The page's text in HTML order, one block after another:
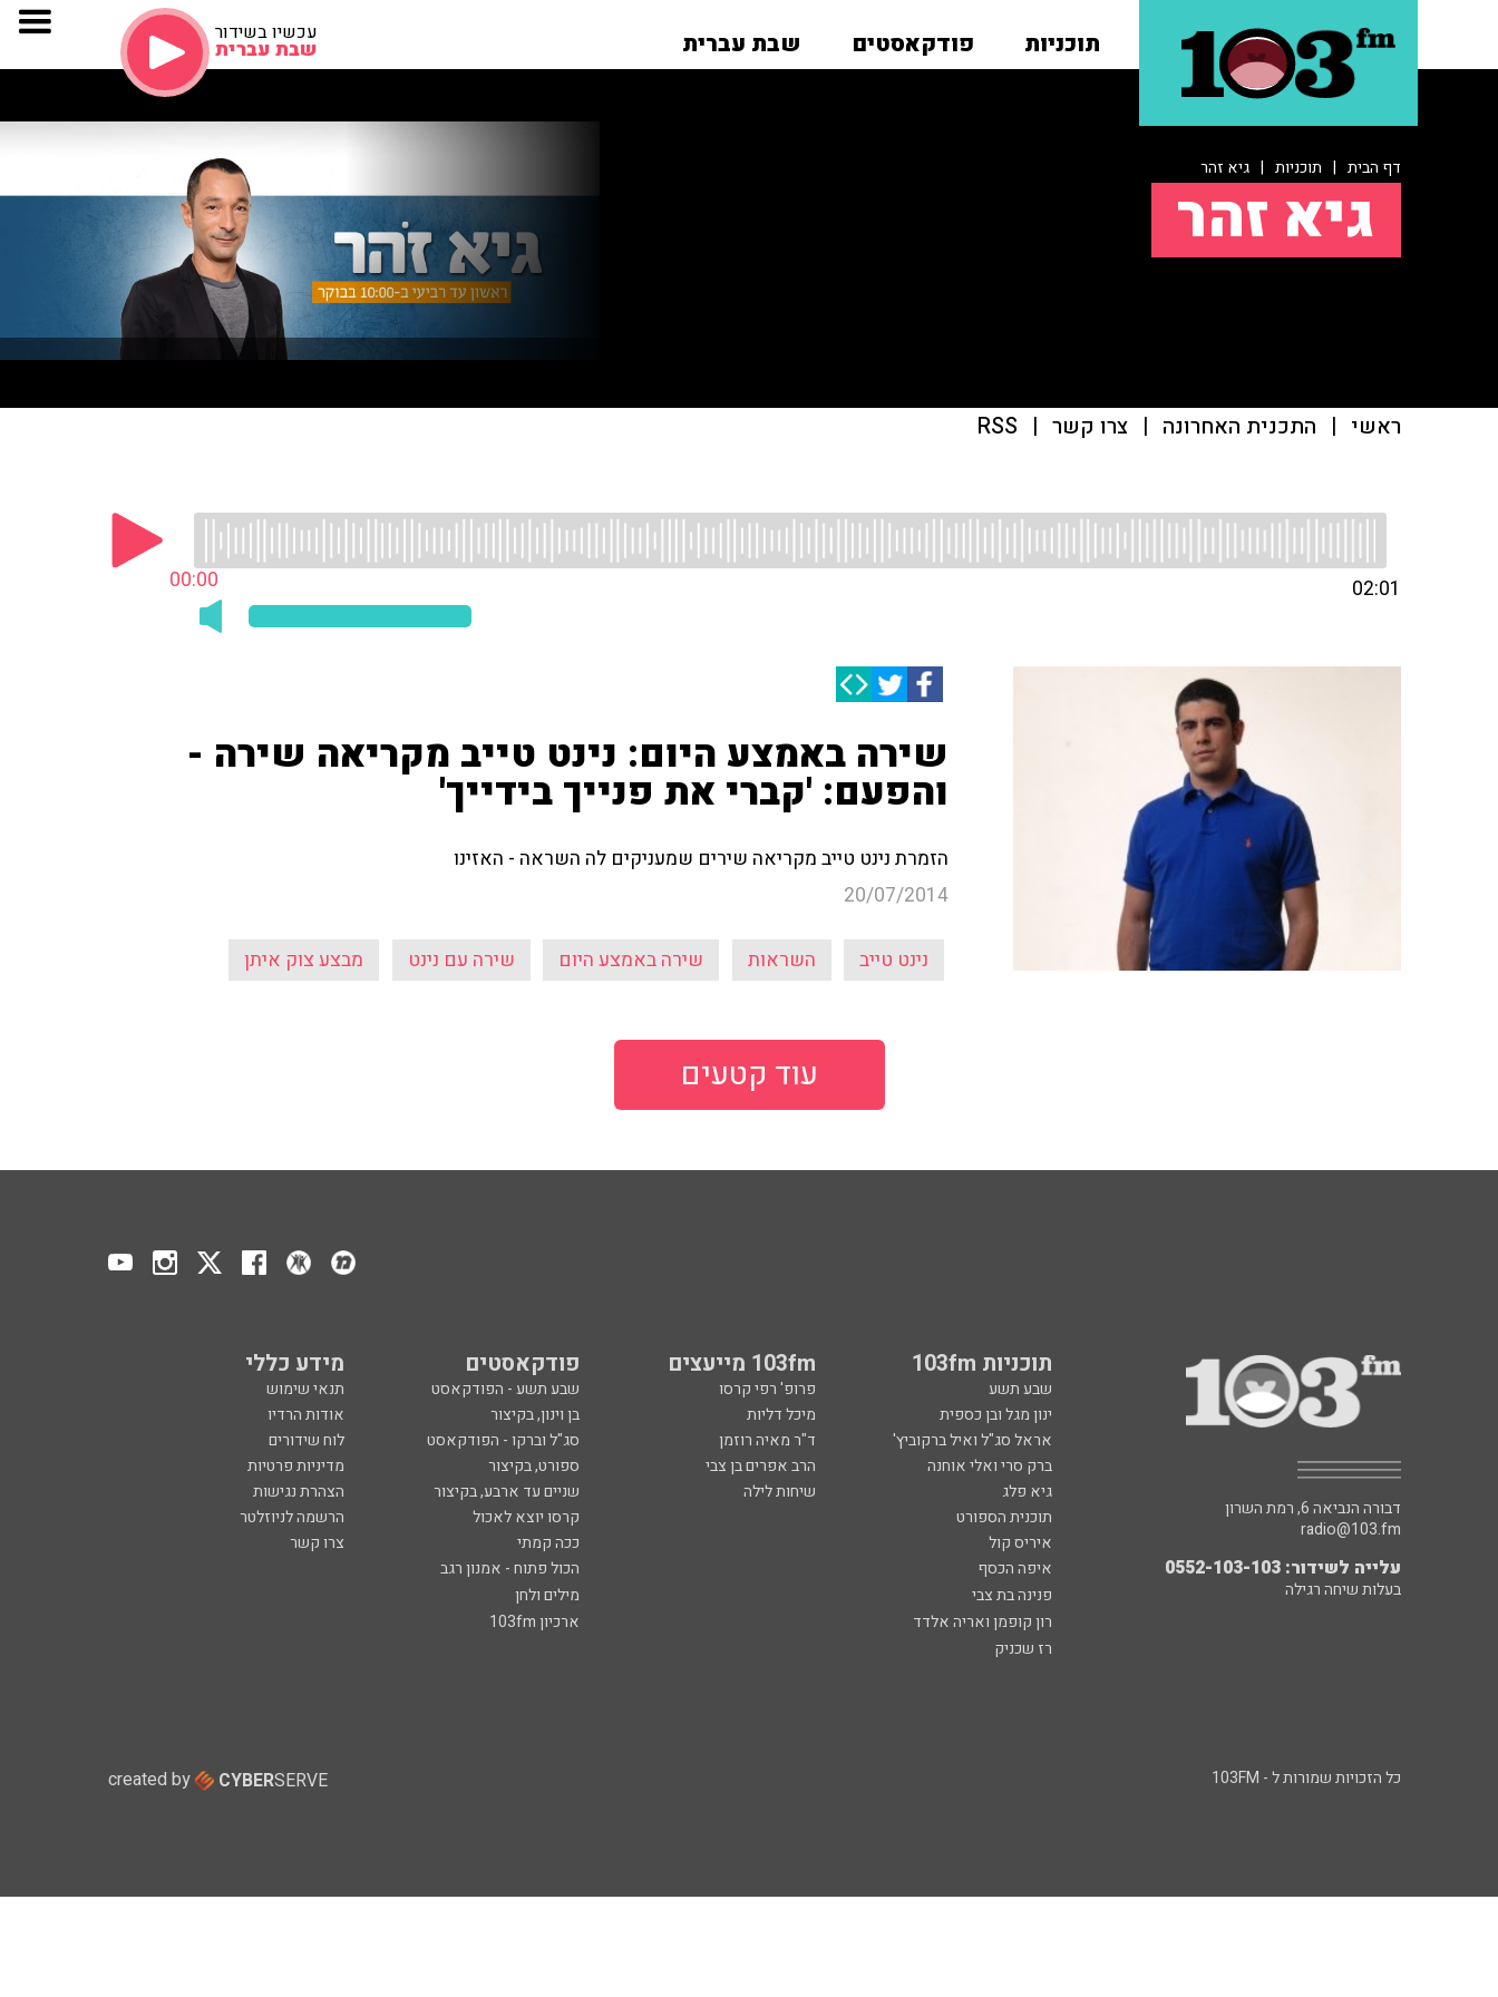
תוכניות פודקאסטים שבת עברית עכשיו בשידור
שבת עברית
דף הבית | תוכניות | גיא זהר
גיא זהר
ראשי | התכנית האחרונה | צרו קשר |
RSS
00:00 02:01
שירה באמצע היום: נינט טייב מקריאה שירה -
והפעם: 'קברי את פנייך בידייך'
הזמרת נינט טייב מקריאה שירים שמעניקים לה השראה - האזינו
20/07/2014
נינט טייב השראות שירה באמצע היום שירה עם נינט מבצע צוק איתן
עוד קטעים
תוכניות 103fm 103fm מייעצים פודקאסטים מידע כללי
שבע תשע פרופ' רפי קרסו שבע תשע - הפודקאסט
תנאי שימוש
ינון מגל ובן כספית
מיכל דליות בן וינון, בקיצור
אודות הרדיו
אראל סג"ל ואיל ברקוביץ'
ד"ר מאיה רוזמן סג"ל וברקו - הפודקאסט
לוח שידורים
ברק סרי ואלי אוחנה
הרב אפרים בן צבי ספורט, בקיצור
מדיניות פרטיות
גיא פלג
שיחות לילה שניים עד ארבע, בקיצור
הצהרת נגישות
תוכנית הספורט
קרסו יוצא לאכול
הרשמה לניוזלטר
איריס קול
ככה קמתי
צרו קשר
איפה הכסף
הכול פתוח - אמנון רגב
פנינה בת צבי
מילים ולחן
רון קופמן ואריה אלדד
ארכיון 103fm
רז שכניק
דבורה הנביאה 6, רמת השרון
radio@103.fm
עלייה לשידור: 0552-103-103
בעלות שיחה רגילה
כל הזכויות שמורות ל - 103FM created by CYBERSERVE